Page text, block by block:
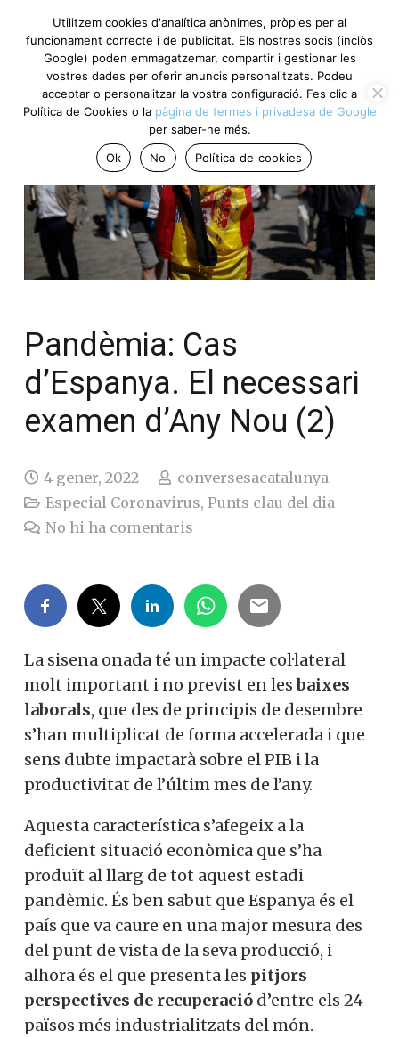
Pandèmia: Cas
d’Espanya. El necessari
examen d’Any Nou (2)
4 gener, 2022
conversesacatalunya
Especial Coronavirus,Punts clau del dia
No hi ha comentaris
La sisena onada té un impacte col·lateral
molt important i no previst en lesbaixes
laborals, que des de principis de desembre
s’han multiplicat de forma accelerada i que
sens dubte impactarà sobre el PIB i la
productivitat de l’últim mes de l’any.
Aquesta característica s’afegeix a la
deficient situació econòmica que s’ha
produït al llarg de tot aquest estadi
pandèmic. És ben sabut que Espanya és el
país que va caure en una major mesura des
del punt de vista de la seva producció, i
alhora és el que presenta les pitjors
perspectives de recuperació d’entre els 24
països més industrialitzats del món.
Utilitzem cookies d'analítica anònimes, pròpies per al
funcionament correcte i de publicitat. Els nostres socis (inclòs
Google) poden emmagatzemar, compartir i gestionar les
vostres dades per oferir anuncis personalitzats. Podeu
acceptar o personalitzar la vostra configuració. Fes clic a
Política de Cookies o la pàgina de termes i privadesa de Google
per saber-ne més.
Ok
No Política de cookies